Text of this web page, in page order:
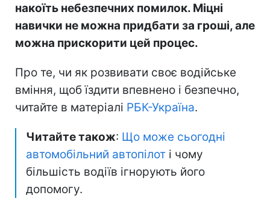
накоїть небезпечних помилок. Міцні
навички не можна придбати за гроші, але
можна прискорити цей процес.
Про те, чи як розвивати своє водійське
вміння, щоб їздити впевнено і безпечно,
читайте в матеріалі РБК-Україна.
Читайте також: Що може сьогодні
автомобільний автопілот і чому
більшість водіїв ігнорують його
допомогу.